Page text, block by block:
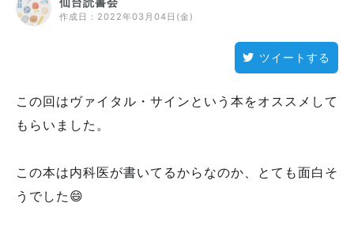
作成日： 2022年03月04日(金)
ツイートする
この回はヴァイタル・サインという本をオススメして
もらいました。
この本は内科医が書いてるからなのか、とても面白そ
うでした😄